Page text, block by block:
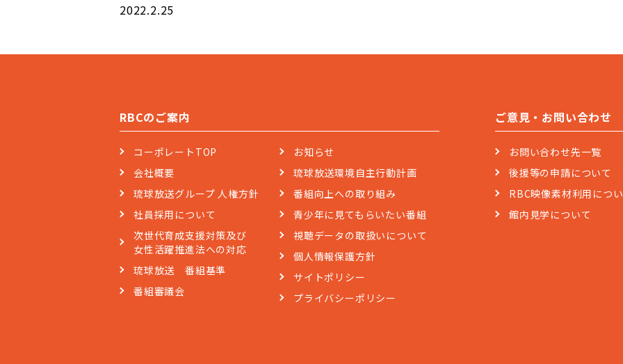
2022.2.25
RBCのご案内
コーポレートTOP
会社概要
琉球放送グループ 人権方針
社員採用について
次世代育成支援対策及び
女性活躍推進法への対応
琉球放送 番組基準
番組審議会
お知らせ
琉球放送環境自主行動計画
番組向上への取り組み
青少年に見てもらいたい番組
視聴データの取扱いについて
個人情報保護方針
サイトポリシー
プライバシーポリシー
ご意見・お問い合わせ
お問い合わせ先一覧
後援等の申請について
RBC映像素材利用につ
館内見学について